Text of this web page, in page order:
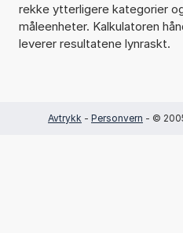
rekke ytterligere kategorier
måleenheter. Kalkulatoren
leverer resultatene lynraskt.
Avtrykk - Personvern - ©